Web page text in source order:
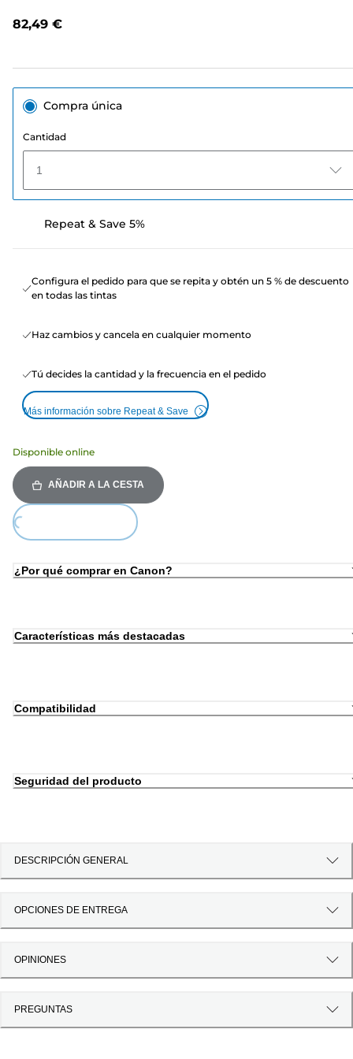
82,49 €
Compra única
Cantidad
1
Repeat & Save 5%
Configura el pedido para que se repita y obtén un 5 % de descuento
en todas las tintas
Haz cambios y cancela en cualquier momento
Tú decides la cantidad y la frecuencia en el pedido
Más información sobre Repeat & Save
Disponible online
AÑADIR A LA CESTA
¿Por qué comprar en Canon?
Características más destacadas
Compatibilidad
Seguridad del producto
DESCRIPCIÓN GENERAL
OPCIONES DE ENTREGA
OPINIONES
PREGUNTAS